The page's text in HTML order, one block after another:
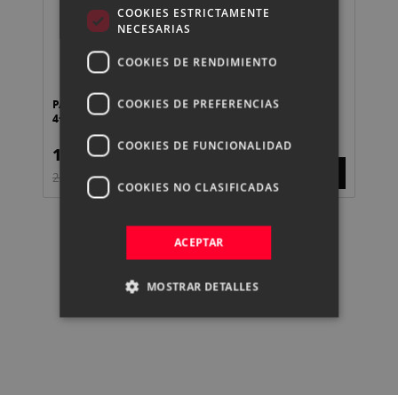
PANASONIC KIT FILMAKER S5II+20-60+50+BAT+DJI RS
4+DJI MIC MINI 2
1.999,00 €
2.676,00 €
COOKIES ESTRICTAMENTE
NECESARIAS
COOKIES DE RENDIMIENTO
COOKIES DE PREFERENCIAS
COOKIES DE FUNCIONALIDAD
COOKIES NO CLASIFICADAS
ACEPTAR
MOSTRAR DETALLES